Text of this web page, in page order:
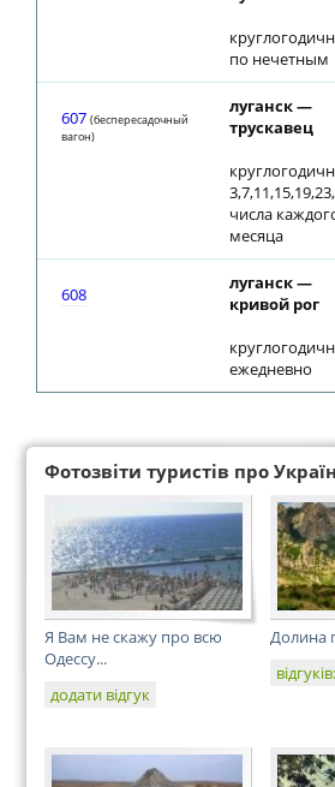
по нечетным
607 (беспересадочный
вагон)
луганск —
трускавец
числа
месяца
608
луганск —
кривой рог
ежедневно
Фотозвіти туристів про
Я Вам не скажу про всю
Одессу...
додати відгук
Долина
відгуків: